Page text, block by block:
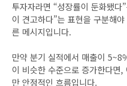
투자자라면 “성장률이 둔화됐다
이 견고하다”는 표현을 구분해
른 메시지입니다.
만약 분기 실적에서 매출이
이 비슷한 수준으로 증가한다면,
만 안정적인 흐름입니다.